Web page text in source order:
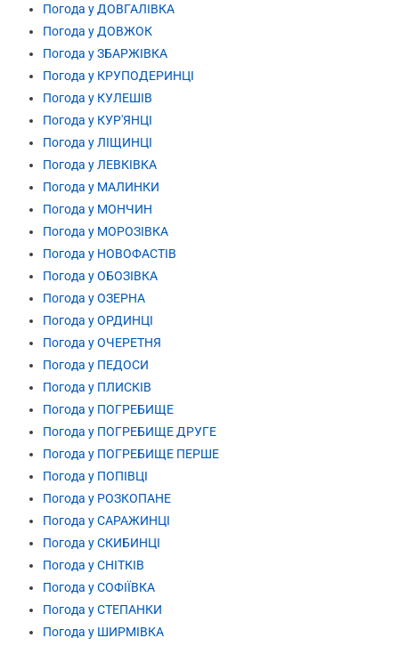
Погода у ДОВГАЛІВКА
Погода у ДОВЖОК
Погода у ЗБАРЖІВКА
Погода у КРУПОДЕРИНЦІ
Погода у КУЛЕШІВ
Погода у КУР'ЯНЦІ
Погода у ЛІЩИНЦІ
Погода у ЛЕВКІВКА
Погода у МАЛИНКИ
Погода у МОНЧИН
Погода у МОРОЗІВКА
Погода у НОВОФАСТІВ
Погода у ОБОЗІВКА
Погода у ОЗЕРНА
Погода у ОРДИНЦІ
Погода у ОЧЕРЕТНЯ
Погода у ПЕДОСИ
Погода у ПЛИСКІВ
Погода у ПОГРЕБИЩЕ
Погода у ПОГРЕБИЩЕ ДРУГЕ
Погода у ПОГРЕБИЩЕ ПЕРШЕ
Погода у ПОПІВЦІ
Погода у РОЗКОПАНЕ
Погода у САРАЖИНЦІ
Погода у СКИБИНЦІ
Погода у СНІТКІВ
Погода у СОФІЇВКА
Погода у СТЕПАНКИ
Погода у ШИРМІВКА